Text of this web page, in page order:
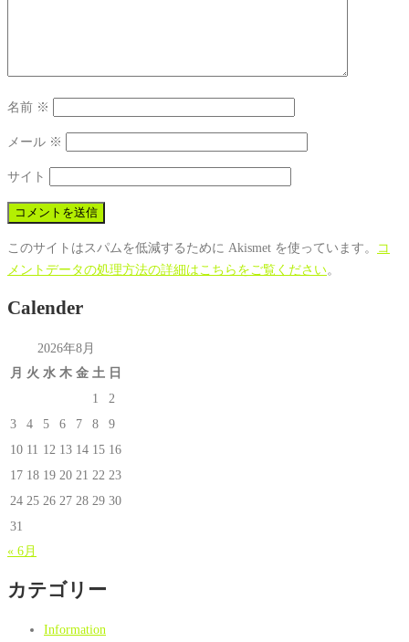
名前 ※
メール ※
サイト
このサイトはスパムを低減するために Akismet を使っています。
コ
メントデータの処理方法の詳細はこちらをご覧ください。
Calender
2026年8月
月 火 水 木 金 土 日
1
2
3
4 5 6 7 8
9
10 11 12 13 14 15 16
17 18 19 20 21 22 23
24 25 26 27 28 29 30
31
« 6月
カテゴリー
Information